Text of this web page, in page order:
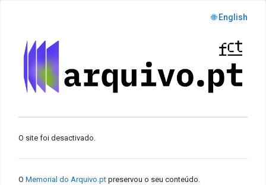
🌐 English
O site foi desactivado.
O Memorial do Arquivo.pt preservou o seu conteúdo.